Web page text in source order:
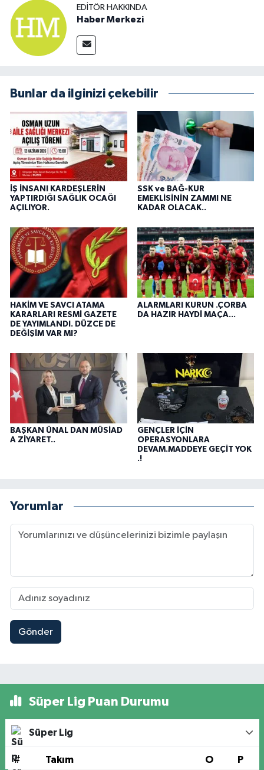
EDITÖR HAKKINDA
Haber Merkezi
Bunlar da ilginizi çekebilir
İŞ İNSANI KARDEŞLERİN
YAPTIRDIĞI SAĞLIK OCAĞI
AÇILIYOR.
SSK ve BAĞ-KUR
EMEKLİSİNİN ZAMMI NE
KADAR OLACAK..
HAKİM VE SAVCI ATAMA
KARARLARI RESMİ GAZETE
DE YAYIMLANDI. DÜZCE DE
DEĞİŞİM VAR MI?
ALARMLARI KURUN .ÇORBA
DA HAZIR HAYDİ MAÇA...
BAŞKAN ÜNAL DAN MÜSİAD
A ZİYARET..
GENÇLER İÇİN
OPERASYONLARA
DEVAM.MADDEYE GEÇİT YOK
.!
Yorumlar
Gönder
Süper Lig Puan Durumu
Süper Lig
# Takım O P